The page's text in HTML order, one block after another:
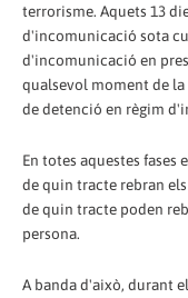
terrorisme. Aquets 13
d'incomunicació sota
d'incomunicació en
qualsevol moment de
de detenció en règim
En totes aquestes
de quin tracte rebran
de quin tracte poden
persona.
A banda d'això, durant